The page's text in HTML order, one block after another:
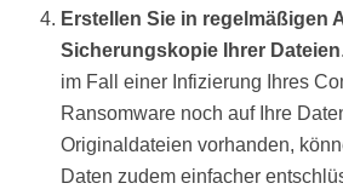
Erstellen Sie in regelmäßigen
Sicherungskopie Ihrer Dateien
im Fall einer Infizierung Ihres
Ransomware noch auf Ihre
Originaldateien vorhanden,
Daten zudem einfacher